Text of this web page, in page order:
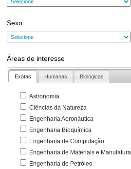
Sexo
Áreas de interesse
Exatas Humanas Biológicas
Astronomia
Ciências da Natureza
Engenharia Aeronáutica
Engenharia Bioquímica
Engenharia de Computação
Engenharia de Materiais e Manufatura
Engenharia de Petróleo